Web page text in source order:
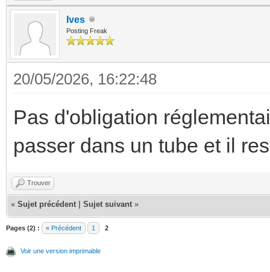
Ives
Posting Freak
20/05/2026, 16:22:48
Pas d'obligation
passer dans un tube et il
Trouver
« Sujet précédent Sujet suivant »
Pages (2) : « Précédent 1 2
Voir une version imprimable